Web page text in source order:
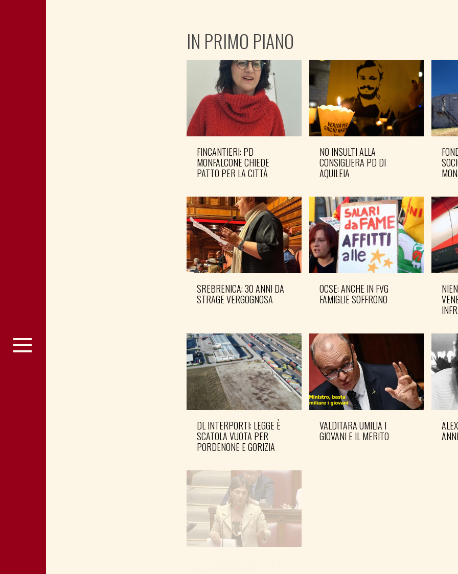
IN PRIMO PIANO
FINCANTIERI: PD
MONFALCONE CHIEDE
PATTO PER LA CITTÀ
NO INSULTI ALLA
CONSIGLIERA PD DI
AQUILEIA
SREBRENICA: 30 ANNI DA
STRAGE VERGOGNOSA
OCSE: ANCHE IN FVG
FAMIGLIE SOFFRONO
DL INTERPORTI: LEGGE È
SCATOLA VUOTA PER
PORDENONE E GORIZIA
VALDITARA UMILIA I
GIOVANI E IL MERITO